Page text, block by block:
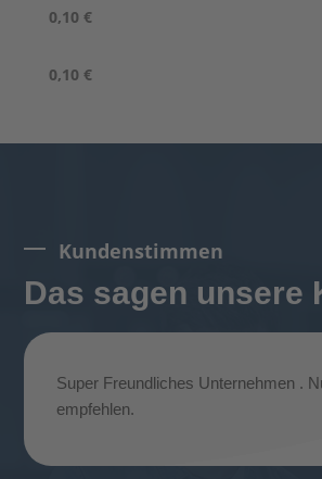
0,10 €
0,10 €
Kundenstimmen
Das sagen unsere
Super Freundliches Unternehmen .
empfehlen.